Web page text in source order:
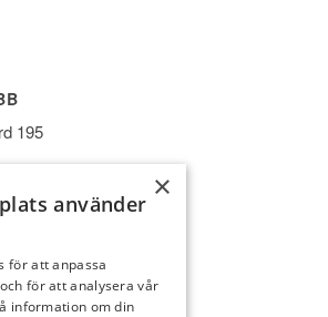
195
×
använder
för att anpassa
för att analysera vår
information om din